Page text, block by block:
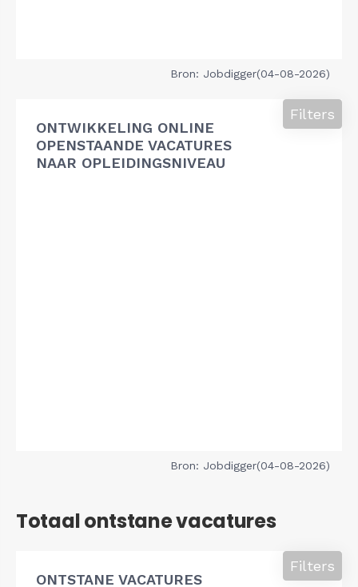
Bron: Jobdigger(04-08-2026)
ONTWIKKELING ONLINE
OPENSTAANDE VACATURES
NAAR OPLEIDINGSNIVEAU
Filters
Bron: Jobdigger(04-08-2026)
Totaal ontstane vacatures
ONTSTANE VACATURES
Filters